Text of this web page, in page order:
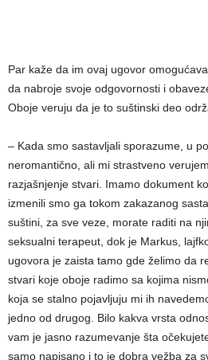
Par kaže da im ovaj ugovor
da nabroje svoje odgovornosti i
Oboje veruju da je to suštinski deo
– Kada smo sastavljali sporazume, u
neromantično, ali mi strastveno
razjašnjenje stvari. Imamo dokument
izmenili smo ga tokom zakazanog
suštini, za sve veze, morate raditi na
seksualni terapeut, dok je Markus,
ugovora je zaista tamo gde želimo da
stvari koje oboje radimo sa kojima
koja se stalno pojavljuju mi ih
jedno od drugog. Bilo kakva vrsta
vam je jasno razumevanje šta
samo napisano i to je dobra vežba za